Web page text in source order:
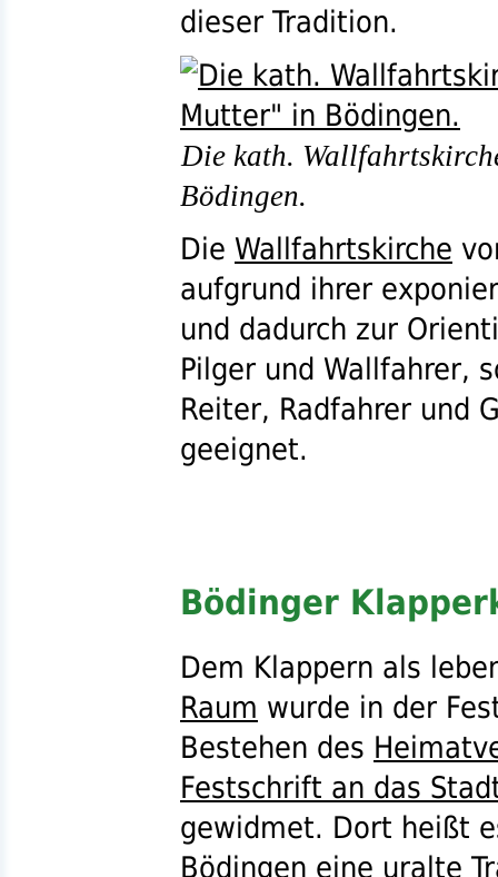
dieser Tradition.
Die kath.
Bödingen.
Die Wallfahrtskirche
aufgrund ihrer
und dadurch zur
Pilger und Wallfahrer,
Reiter, Radfahrer und
geeignet.
Bödinger
Dem Klappern als
Raum wurde in der
Bestehen des
Festschrift an das
gewidmet. Dort heißt
Bödingen eine uralte